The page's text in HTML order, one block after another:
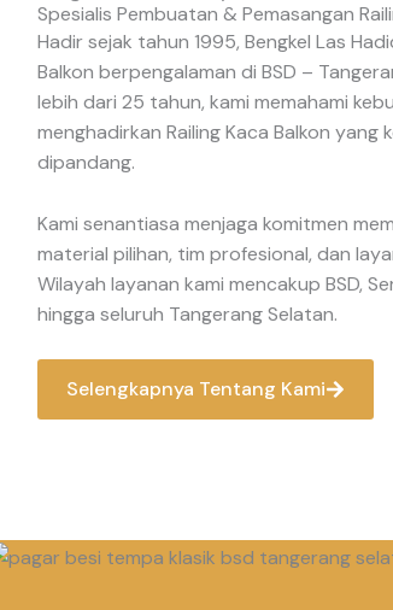
Spesialis Pembuatan & Pemasangan
Hadir sejak tahun 1995, Bengkel Las
Balkon berpengalaman di BSD –
lebih dari 25 tahun, kami memahami
menghadirkan Railing Kaca Balkon yang
dipandang.
Kami senantiasa menjaga komitmen
material pilihan, tim profesional, dan
Wilayah layanan kami mencakup BSD,
hingga seluruh Tangerang Selatan.
Selengkapnya Tentang Kami